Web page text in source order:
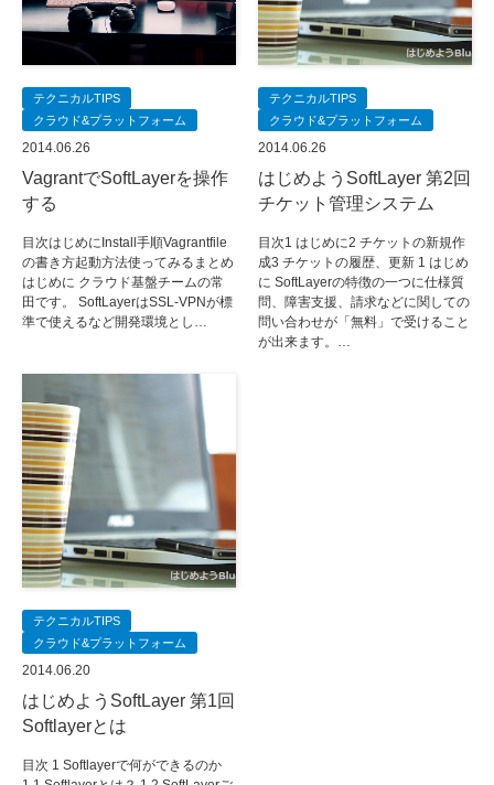
テクニカルTIPS
クラウド&プラットフォーム
2014.06.26
VagrantでSoftLayerを操作
する
目次はじめにInstall手順Vagrantfile
の書き方起動方法使ってみるまとめ
はじめに クラウド基盤チームの常
田です。 SoftLayerはSSL-VPNが標
準で使えるなど開発環境とし…
テクニカルTIPS
クラウド&プラットフォーム
2014.06.26
はじめようSoftLayer 第2回
チケット管理システム
目次1 はじめに2 チケットの新規作
成3 チケットの履歴、更新 1 はじめ
に SoftLayerの特徴の一つに仕様質
問、障害支援、請求などに関しての
問い合わせが「無料」で受けること
が出来ます。…
テクニカルTIPS
クラウド&プラットフォーム
2014.06.20
はじめようSoftLayer 第1回
Softlayerとは
目次 1 Softlayerで何ができるのか